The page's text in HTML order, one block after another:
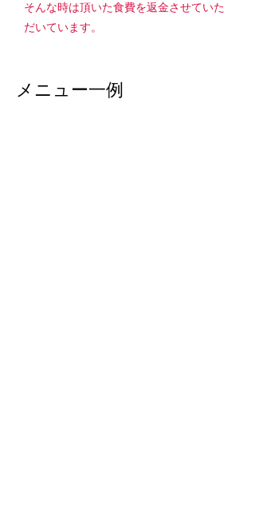
そんな時は頂いた食費を返金させていた
だいています。
メニュー一例